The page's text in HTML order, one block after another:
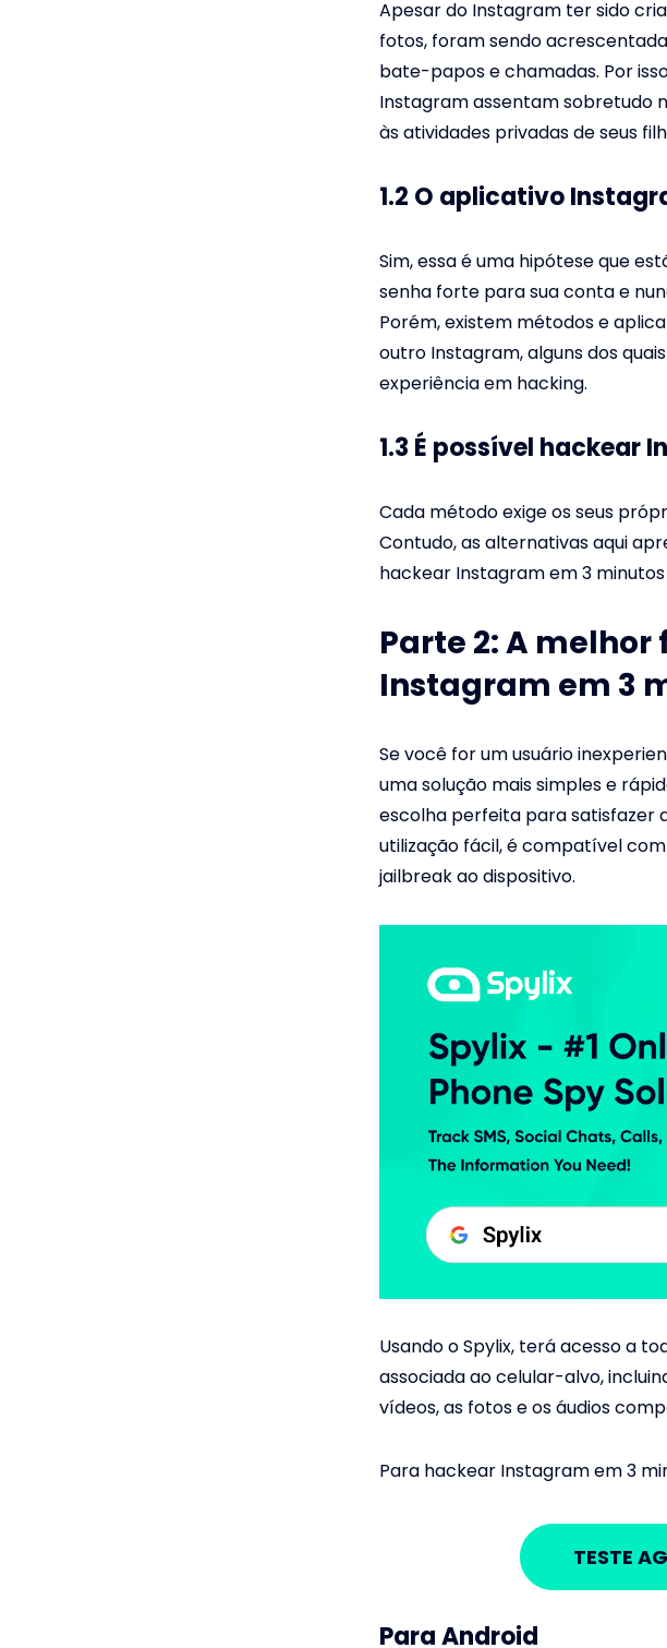
Apesar do Instagram ter sido
fotos, foram sendo
bate-papos e chamadas. Por
Instagram assentam sobretudo
às atividades privadas de seus
1.2 O aplicativo
Sim, essa é uma hipótese que
senha forte para sua conta e
Porém, existem métodos e
outro Instagram, alguns dos
experiência em hacking.
1.3 É possível hackear
Cada método exige os seus
Contudo, as alternativas aqui
hackear Instagram em 3
Parte 2: A
Instagram em 3
Se você for um usuário
uma solução mais simples e
escolha perfeita para satisfazer
utilização fácil, é compatível
jailbreak ao dispositivo.
Usando o Spylix, terá acesso a
associada ao celular-alvo,
vídeos, as fotos e os áudios
Para hackear Instagram em 3
TESTE
Para Android